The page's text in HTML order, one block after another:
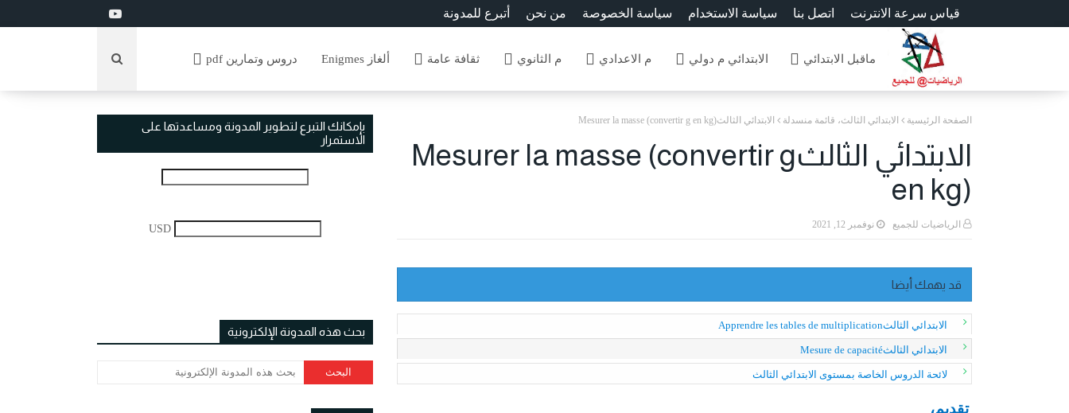
أتبرع للمدونة من نحن سياسة الخصوصة سياسة الاستخدام اتصل بنا قياس سرعة الانترنت
ماقبل الابتدائي الابتدائي م دولي م الاعدادي م الثانوي ثقافة عامة ألغاز Enigmes دروس وتمارين pdf
الصفحة الرئيسية الابتدائي الثالث، قائمة منسدلة الابتدائي الثالثMesurer la masse (convertir g en kg)
الابتدائي الثالثMesurer la masse (convertir g
en kg)
الرياضيات للجميع نوفمبر 12, 2021
قد يهمك أيضا
الابتدائي الثالثApprendre les tables de multiplication
الابتدائي الثالثMesure de capacité
لائحة الدروس الخاصة بمستوى الابتدائي الثالث
تقديم،
بإمكانك التبرع لتطوير المدونة ومساعدتها على
الاستمرار
USD
بحث هذه المدونة الإلكترونية